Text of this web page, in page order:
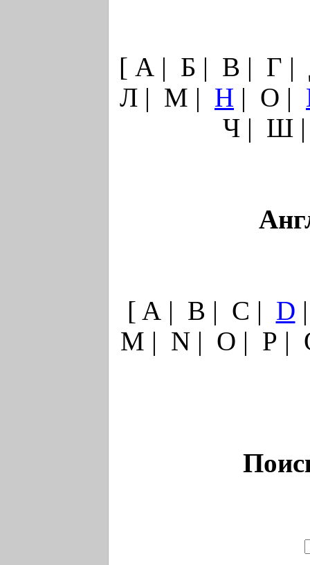
[ А | Б | В | Г
Л | М | Н | О |
Ч | Ш
[ A | B | C | D
M | N | O | P |